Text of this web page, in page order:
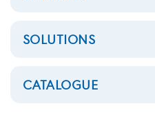
SOLUTIONS
CATALOGUE